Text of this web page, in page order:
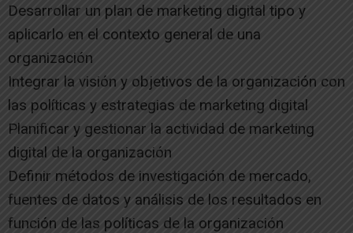
Desarrollar un plan de marketing digital tipo y
aplicarlo en el contexto general de una
organización
Integrar la visión y objetivos de la organización con
las políticas y estrategias de marketing digital
Planificar y gestionar la actividad de marketing
digital de la organización
Definir métodos de investigación de mercado,
fuentes de datos y análisis de los resultados en
función de las políticas de la organización